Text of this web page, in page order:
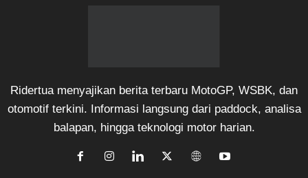
Ridertua menyajikan berita terbaru MotoGP, WSBK, dan
otomotif terkini. Informasi langsung dari paddock, analisa
balapan, hingga teknologi motor harian.